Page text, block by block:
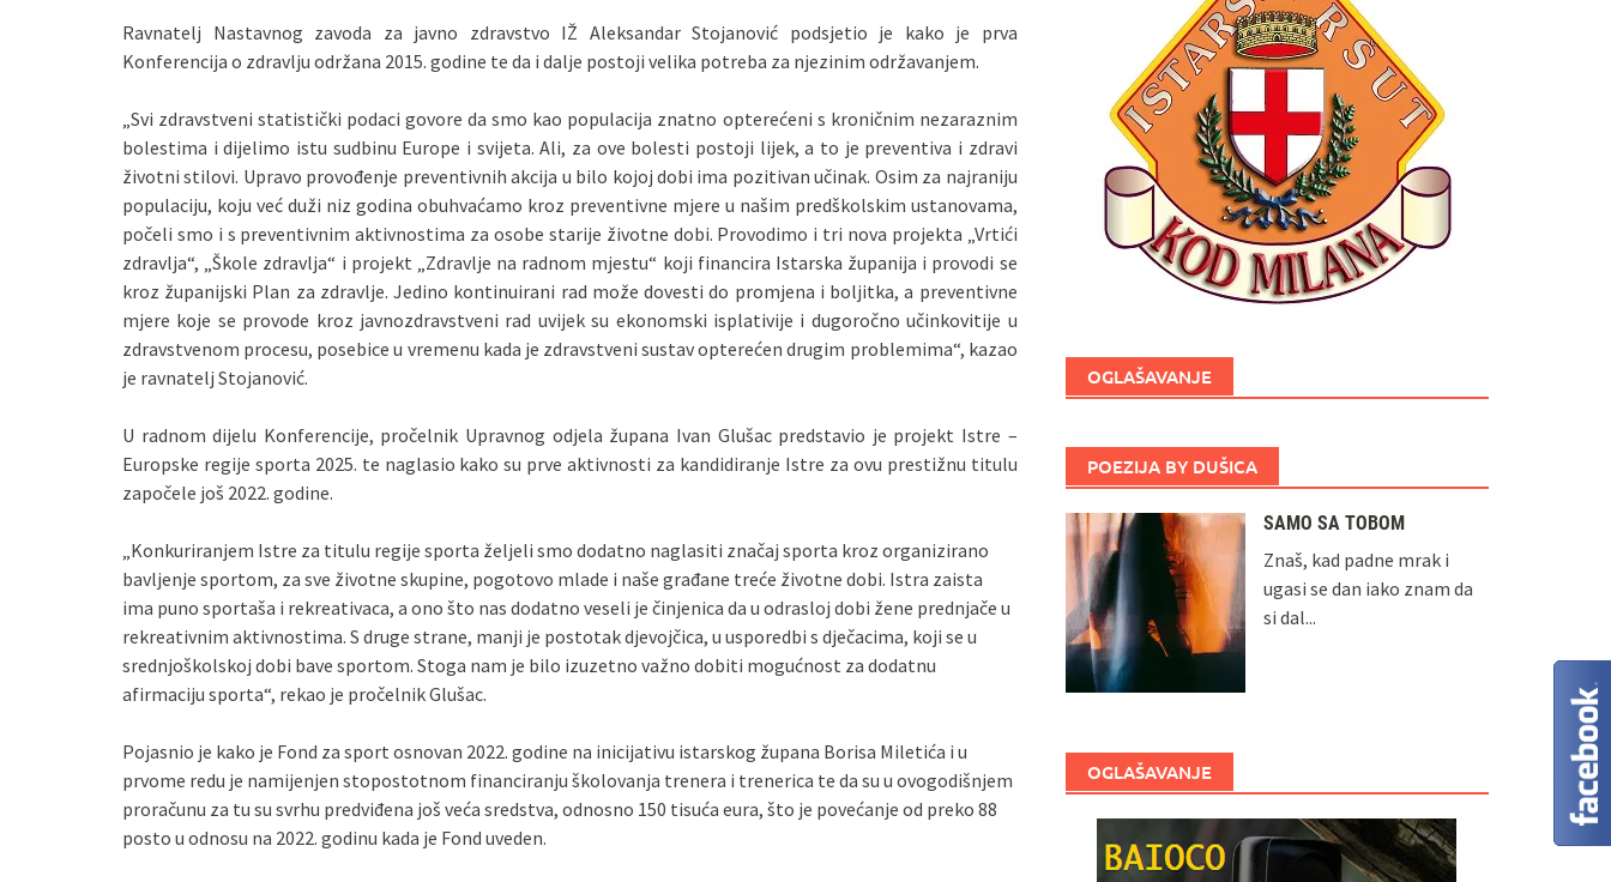
Ravnatelj Nastavnog zavoda za javno zdravstvo IŽ Aleksandar Stojanović podsjetio je kako je prva
Konferencija o zdravlju održana 2015. godine te da i dalje postoji velika potreba za njezinim održavanjem.
„Svi zdravstveni statistički podaci govore da smo kao populacija znatno opterećeni s kroničnim nezaraznim
bolestima i dijelimo istu sudbinu Europe i svijeta. Ali, za ove bolesti postoji lijek, a to je preventiva i zdravi
životni stilovi. Upravo provođenje preventivnih akcija u bilo kojoj dobi ima pozitivan učinak. Osim za najraniju
populaciju, koju već duži niz godina obuhvaćamo kroz preventivne mjere u našim predškolskim ustanovama,
počeli smo i s preventivnim aktivnostima za osobe starije životne dobi. Provodimo i tri nova projekta „Vrtići
zdravlja“, „Škole zdravlja“ i projekt „Zdravlje na radnom mjestu“ koji financira Istarska županija i provodi se
kroz županijski Plan za zdravlje. Jedino kontinuirani rad može dovesti do promjena i boljitka, a preventivne
mjere koje se provode kroz javnozdravstveni rad uvijek su ekonomski isplativije i dugoročno učinkovitije u
zdravstvenom procesu, posebice u vremenu kada je zdravstveni sustav opterećen drugim problemima“, kazao
je ravnatelj Stojanović.
U radnom dijelu Konferencije, pročelnik Upravnog odjela župana Ivan Glušac predstavio je projekt Istre –
Europske regije sporta 2025. te naglasio kako su prve aktivnosti za kandidiranje Istre za ovu prestižnu titulu
započele još 2022. godine.
„Konkuriranjem Istre za titulu regije sporta željeli smo dodatno naglasiti značaj sporta kroz organizirano
bavljenje sportom, za sve životne skupine, pogotovo mlade i naše građane treće životne dobi. Istra zaista
ima puno sportaša i rekreativaca, a ono što nas dodatno veseli je činjenica da u odrasloj dobi žene prednjače u
rekreativnim aktivnostima. S druge strane, manji je postotak djevojčica, u usporedbi s dječacima, koji se u
srednjoškolskoj dobi bave sportom. Stoga nam je bilo izuzetno važno dobiti mogućnost za dodatnu
afirmaciju sporta“, rekao je pročelnik Glušac.
Pojasnio je kako je Fond za sport osnovan 2022. godine na inicijativu istarskog župana Borisa Miletića i u
prvome redu je namijenjen stopostotnom financiranju školovanja trenera i trenerica te da su u ovogodišnjem
proračunu za tu su svrhu predviđena još veća sredstva, odnosno 150 tisuća eura, što je povećanje od preko 88
posto u odnosu na 2022. godinu kada je Fond uveden.
OGLAŠAVANJE
POEZIJA BY DUŠICA
SAMO SA TOBOM
Znaš, kad padne mrak i
ugasi se dan iako znam da
si dal...
OGLAŠAVANJE